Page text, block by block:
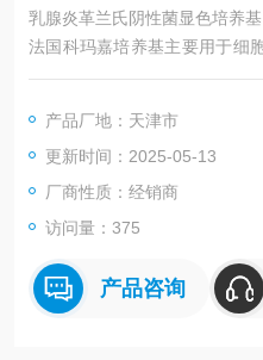
乳腺炎革兰氏阴性菌显色培养基
法国科玛嘉培养基主要用于细
生长和代谢，并为细胞提供所
产品厂地：天津市
更新时间：2025-05-13
厂商性质：经销商
访问量：375
产品咨询